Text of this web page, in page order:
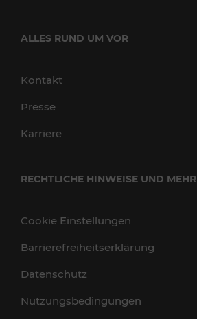
ALLES RUND UM VOR
Kontakt
Presse
Karriere
RECHTLICHE HINWEISE UND MEHR
Cookie Einstellungen
Barrierefreiheitserklärung
Datenschutz
Nutzungsbedingungen